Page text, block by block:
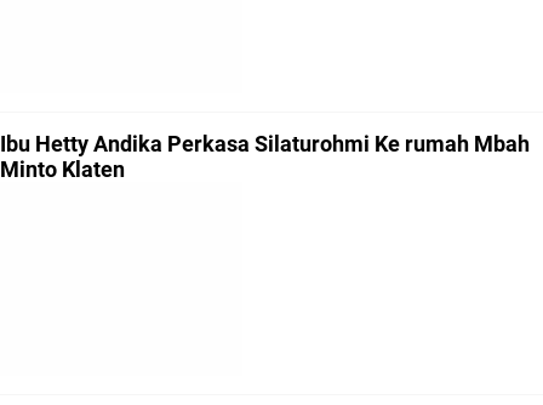
Ibu Hetty Andika Perkasa Silaturohmi Ke rumah Mbah
Minto Klaten